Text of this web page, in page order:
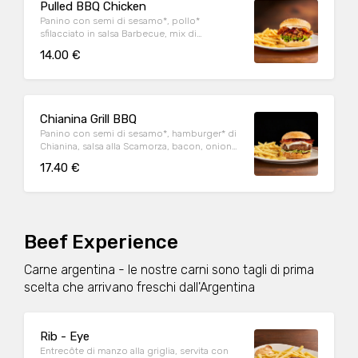
Pulled BBQ Chicken
Panino con semi di sesamo*, pollo*
sfilacciato in salsa Barbecue, mix di
insalata iceberg
14.00 €
Chianina Grill BBQ
Panino con semi di sesamo*, hamburger* di
Chianina, salsa alla Scamorza, bacon, onion
17.40 €
Beef Experience
Carne argentina - le nostre carni sono tagli di prima
scelta che arrivano freschi dall'Argentina
Rib - Eye
Entrecôte di manzo alla griglia, servita con